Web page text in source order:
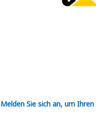
Melden Sie sich an, um